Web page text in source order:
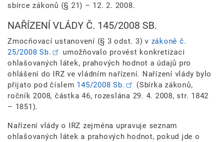
sbírce zákonů (§ 21) – 12. 2. 2008.
NAŘÍZENÍ VLÁDY Č. 145/2008 SB.
Zmocňovací ustanovení (§ 3 odst. 3) v zákoně č.
25/2008 Sb.
umožňovalo provést konkretizaci
ohlašovaných látek, prahových hodnot a údajů pro
ohlášení do IRZ ve vládním nařízení. Nařízení vlády bylo
přijato pod číslem 145/2008 Sb.
(Sbírka zákonů,
ročník 2008, částka 46, rozeslána 29. 4. 2008, str. 1842
– 1851).
Nařízení vlády o IRZ zejména upravuje seznam
ohlašovaných látek a prahových hodnot, pokud jde o